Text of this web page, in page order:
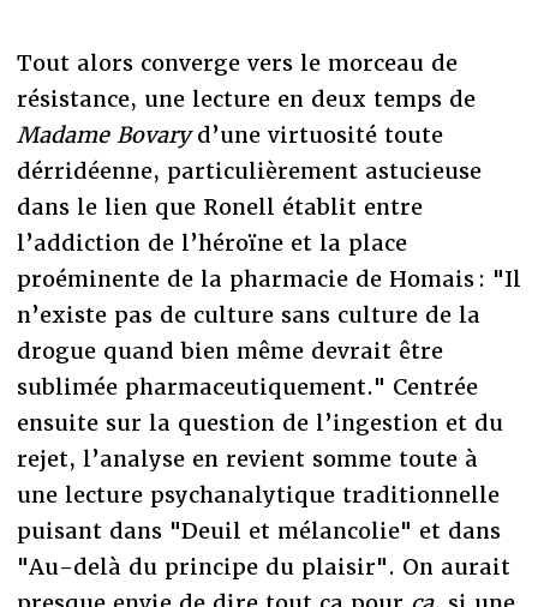
Tout alors converge vers le morceau de
résistance, une lecture en deux temps de
Madame Bovaryd’une virtuosité toute
dérridéenne, particulièrement astucieuse
dans le lien que Ronell établit entre
l’addiction de l’héroïne et la place
proéminente de la pharmacie de Homais : "Il
n’existe pas de culture sans culture de la
drogue quand bien même devrait être
sublimée pharmaceutiquement." Centrée
ensuite sur la question de l’ingestion et du
rejet, l’analyse en revient somme toute à
une lecture psychanalytique traditionnelle
puisant dans "Deuil et mélancolie" et dans
"Au-delà du principe du plaisir". On aurait